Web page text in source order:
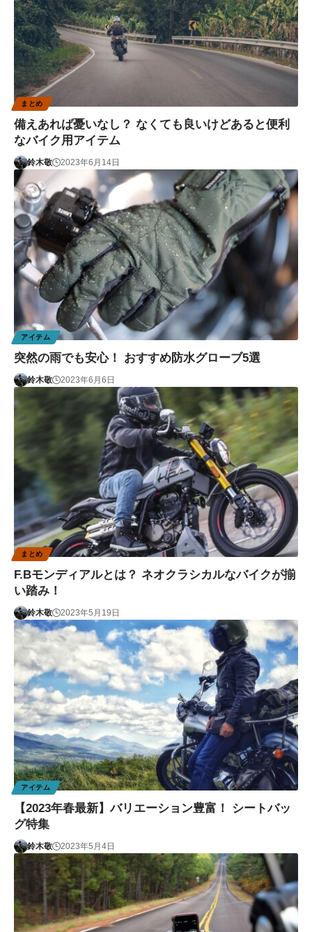
まとめ
備えあれば憂いなし？ なくても良いけどあると便利
なバイク用アイテム
鈴木敬 2023年6月14日
アイテム
突然の雨でも安心！ おすすめ防水グローブ5選
鈴木敬 2023年6月6日
まとめ
F.Bモンディアルとは？ ネオクラシカルなバイクが揃
い踏み！
鈴木敬 2023年5月19日
アイテム
【2023年春最新】バリエーション豊富！ シートバッ
グ特集
鈴木敬 2023年5月4日